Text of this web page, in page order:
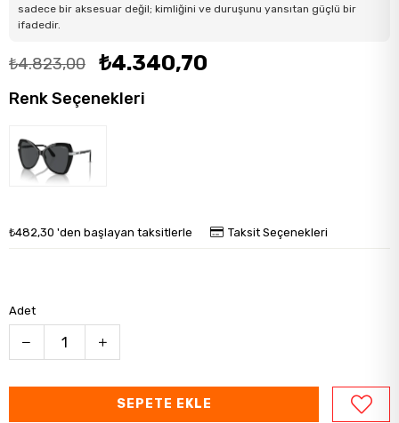
sadece bir aksesuar değil; kimliğini ve duruşunu yansıtan güçlü bir
ifadedir.
₺4.823,00 ₺4.340,70
Renk Seçenekleri
₺482,30 'den başlayan taksitlerle Taksit Seçenekleri
Adet